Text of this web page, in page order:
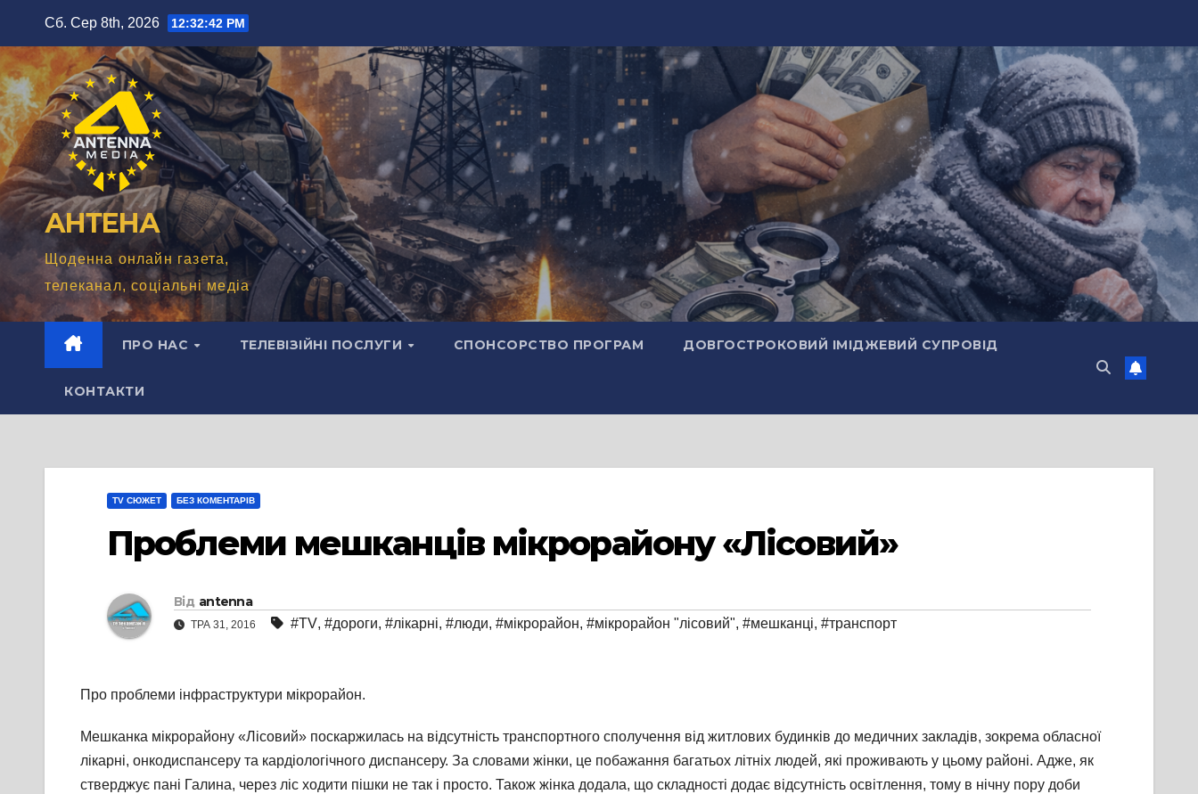
вмісту
Сб. Сер 8th, 2026 12:32:44 PM
АНТЕНА
Щоденна онлайн газета,
телеканал, соціальні медіа
ПРО НАС ТЕЛЕВІЗІЙНІ ПОСЛУГИ СПОНСОРСТВО ПРОГРАМ ДОВГОСТРОКОВИЙ ІМІДЖЕВИЙ СУПРОВІД
КОНТАКТИ
TV СЮЖЕТ БЕЗ КОМЕНТАРІВ
Проблеми мешканців мікрорайону «Лісовий»
Від antenna
ТРА 31, 2016 #TV, #дороги, #лікарні, #люди, #мікрорайон, #мікрорайон "лісовий", #мешканці, #транспорт
Про проблеми інфраструктури мікрорайон.
Мешканка мікрорайону «Лісовий» поскаржилась на відсутність транспортного сполучення від житлових будинків до медичних закладів, зокрема обласної
лікарні, онкодиспансеру та кардіологічного диспансеру. За словами жінки, це побажання багатьох літніх людей, які проживають у цьому районі. Адже, як
стверджує пані Галина, через ліс ходити пішки не так і просто. Також жінка додала, що складності додає відсутність освітлення, тому в нічну пору доби